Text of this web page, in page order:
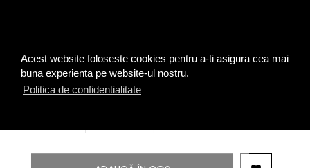
Acest website foloseste cookies pentru a-ti asigura cea mai
buna experienta pe website-ul nostru.
Politica de confidentialitate
65 cm 70 cm 75 cm 80 cm